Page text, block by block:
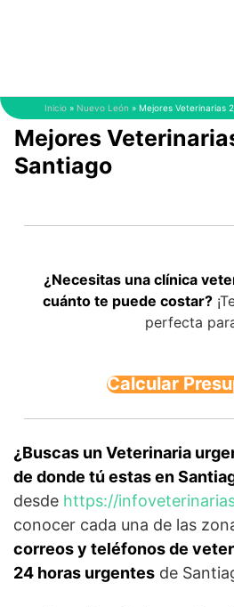
Inicio » Nuevo León » Mejores Veterinarias
Mejores
Santiago
¿Necesitas una clínica
cuánto te puede costar?
perfecta
Calcular
¿Buscas un Veterinaria
de donde tú estas en
desde https://
conocer cada una de las
correos y teléfonos de
24 horas urgentes de